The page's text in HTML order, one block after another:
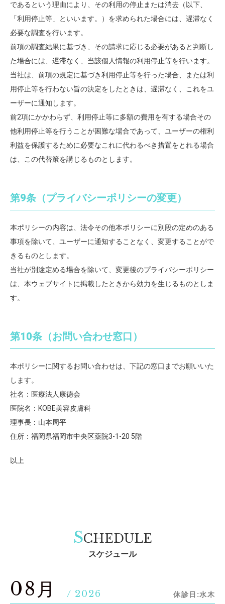
であるという理由により、その利用の停止または消去（以下、
「利用停止等」といいます。）を求められた場合には、遅滞なく
必要な調査を行います。
前項の調査結果に基づき、その請求に応じる必要があると判断し
た場合には、遅滞なく、当該個人情報の利用停止等を行います。
当社は、前項の規定に基づき利用停止等を行った場合、または利
用停止等を行わない旨の決定をしたときは、遅滞なく、これをユ
ーザーに通知します。
前2項にかかわらず、利用停止等に多額の費用を有する場合その
他利用停止等を行うことが困難な場合であって、ユーザーの権利
利益を保護するために必要なこれに代わるべき措置をとれる場合
は、この代替策を講じるものとします。
第9条（プライバシーポリシーの変更）
本ポリシーの内容は、法令その他本ポリシーに別段の定めのある
事項を除いて、ユーザーに通知することなく、変更することがで
きるものとします。
当社が別途定める場合を除いて、変更後のプライバシーポリシー
は、本ウェブサイトに掲載したときから効力を生じるものとしま
す。
第10条（お問い合わせ窓口）
本ポリシーに関するお問い合わせは、下記の窓口までお願いいた
します。
社名：医療法人康徳会
医院名：KOBE美容皮膚科
理事長：山本周平
住所：福岡県福岡市中央区薬院3-1-20 5階
以上
SCHEDULE
スケジュール
08月 / 2026 休診日:水木